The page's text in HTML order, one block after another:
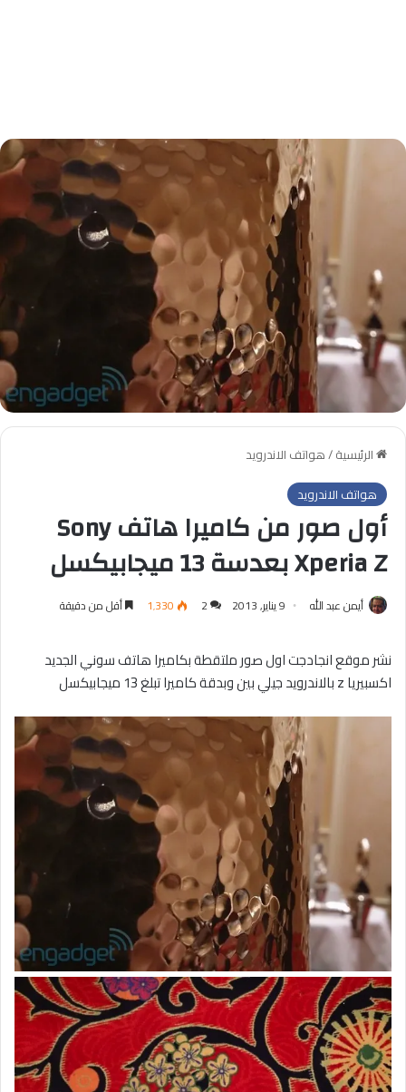
الرئيسية/هواتف الاندرويد
هواتف الاندرويد
أول صور من كاميرا هاتف Sony
Xperia Z بعدسة 13 ميجابيكسل
أيمن عبد الله 9 يناير, 2013 2 1٬330 أقل من دقيقة
نشر موقع انجادجت اول صور ملتقطة بكاميرا هاتف سوني الجديد
اكسبيريا z بالاندرويد جيلي بين وبدقة كاميرا تبلغ 13 ميجابيكسل